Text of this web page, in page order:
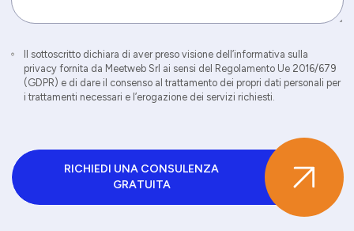
Il sottoscritto dichiara di aver preso visione dell’informativa sulla
privacy fornita da Meetweb Srl ai sensi del Regolamento Ue 2016/679
(GDPR) e di dare il consenso al trattamento dei propri dati personali per
i trattamenti necessari e l’erogazione dei servizi richiesti.
RICHIEDI UNA CONSULENZA
GRATUITA